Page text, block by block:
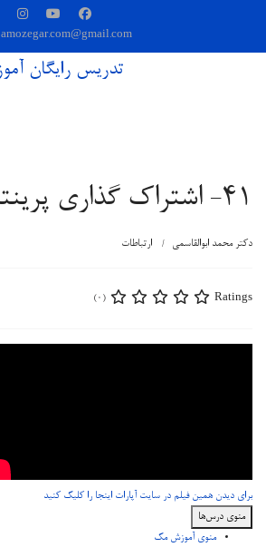
amozegar.com@gmail.com
41- اشتراک گذاری پرینتر
دکتر محمد ابوالقاسمی ارتباطات
Ratings
(0)
برای دیدن همین فیلم در سایت آپارات اینجا را کلیک کنید
منوی درس‌ها
منوی آموزش مک